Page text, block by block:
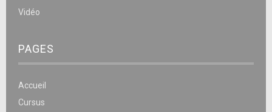
Vidéo
PAGES
Accueil
Cursus